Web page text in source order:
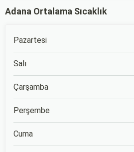
Adana Ortalama Sıcaklık
Pazartesi
Salı
Çarşamba
Perşembe
Cuma